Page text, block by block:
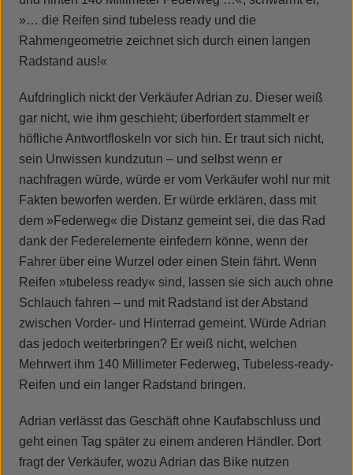
»… die Reifen sind tubeless ready und die
Rahmengeometrie zeichnet sich durch einen langen
Radstand aus!«
Aufdringlich nickt der Verkäufer Adrian zu. Dieser weiß
gar nicht, wie ihm geschieht; überfordert stammelt er
höfliche Antwortfloskeln vor sich hin. Er traut sich nicht,
sein Unwissen kundzutun – und selbst wenn er
nachfragen würde, würde er vom Verkäufer wohl nur mit
Fakten beworfen werden. Er würde erklären, dass mit
dem »Federweg« die Distanz gemeint sei, die das Rad
dank der Federelemente einfedern könne, wenn der
Fahrer über eine Wurzel oder einen Stein fährt. Wenn
Reifen »tubeless ready« sind, lassen sie sich auch ohne
Schlauch fahren – und mit Radstand ist der Abstand
zwischen Vorder- und Hinterrad gemeint. Würde Adrian
das jedoch weiterbringen? Er weiß nicht, welchen
Mehrwert ihm 140 Millimeter Federweg, Tubeless-ready-
Reifen und ein langer Radstand bringen.
Adrian verlässt das Geschäft ohne Kaufabschluss und
geht einen Tag später zu einem anderen Händler. Dort
fragt der Verkäufer, wozu Adrian das Bike nutzen